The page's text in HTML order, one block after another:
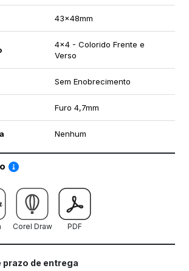
43x48mm
4x4 - Colorido Frente e
Verso
Sem Enobrecimento
Furo 4,7mm
Nenhum
Saiba como utilizar os nossos gabaritos
Corel Draw PDF
de entrega